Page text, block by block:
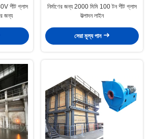
শীট গ্লাস
জন্য
নির্মাণের জন্য 2000 মিমি 100 টন শীট গ্লাস
উত্পাদন লাইন
সেরা মূল্য পান